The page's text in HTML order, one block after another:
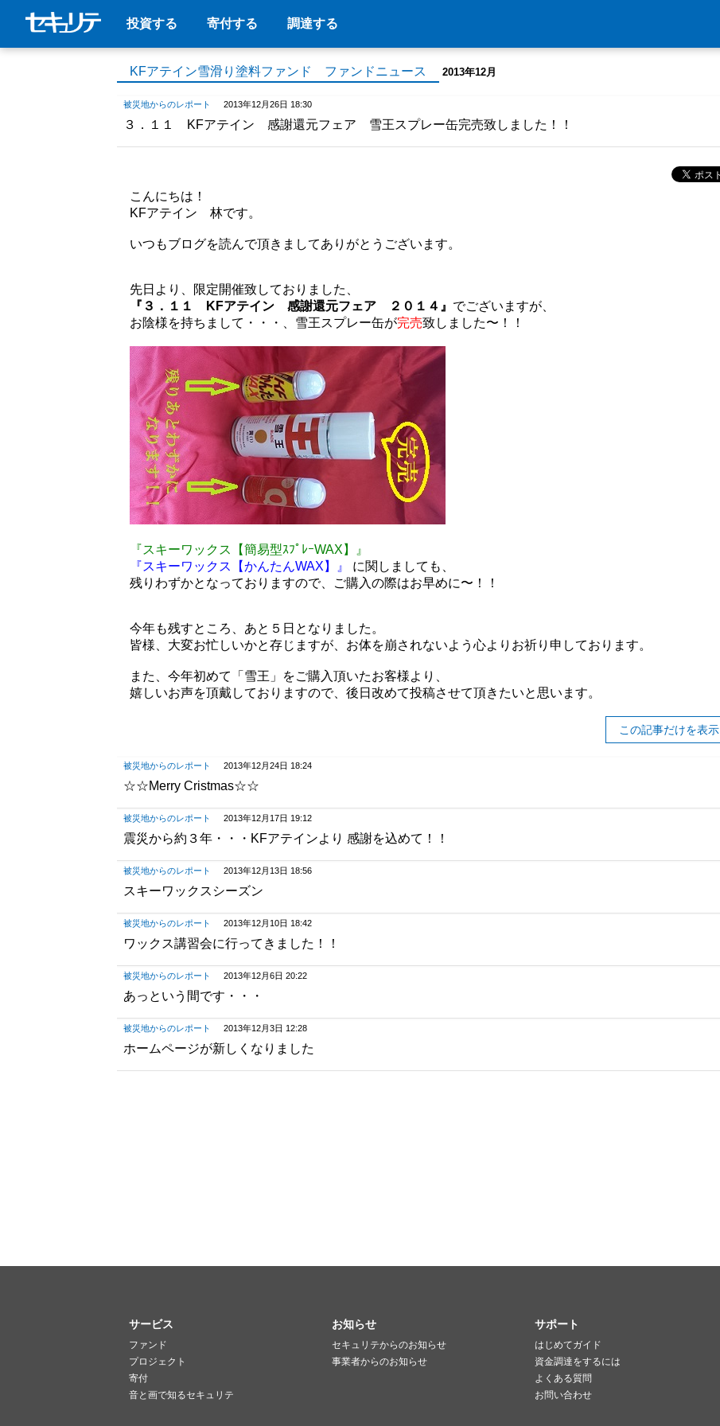
投資する 寄付する 調達する
KFアテイン雪滑り塗料ファンド ファンドニュース 2013年12月
被災地からのレポート 2013年12月26日 18:30
３．１１ KFアテイン 感謝還元フェア 雪王スプレー缶完売致しました！！
こんにちは！
KFアテイン 林です。
いつもブログを読んで頂きましてありがとうございます。
先日より、限定開催致しておりました、
『３．１１ KFアテイン 感謝還元フェア ２０１４』 でございますが、
お陰様を持ちまして・・・、雪王スプレー缶が完売致しました〜！！
『スキーワックス【簡易型ｽﾌﾟﾚｰWAX】』
『スキーワックス【かんたんWAX】』
に関しましても、
残りわずかとなっておりますので、ご購入の際はお早めに〜！！
今年も残すところ、あと５日となりました。
皆様、大変お忙しいかと存じますが、お体を崩されないよう心よりお祈り申しております。
また、今年初めて「雪王」をご購入頂いたお客様より、
嬉しいお声を頂戴しておりますので、後日改めて投稿させて頂きたいと思います。
この記事だけを表示
被災地からのレポート 2013年12月24日 18:24
☆☆Merry Cristmas☆☆
被災地からのレポート 2013年12月17日 19:12
震災から約３年・・・KFアテインより 感謝を込めて！！
被災地からのレポート 2013年12月13日 18:56
スキーワックスシーズン
被災地からのレポート 2013年12月10日 18:42
ワックス講習会に行ってきました！！
被災地からのレポート 2013年12月6日 20:22
あっという間です・・・
被災地からのレポート 2013年12月3日 12:28
ホームページが新しくなりました
サービス
ファンド
プロジェクト
寄付
音と画で知るセキュリテ
お知らせ
セキュリテからのお知らせ
事業者からのお知らせ
サポート
はじめてガイド
資金調達をするには
よくある質問
お問い合わせ